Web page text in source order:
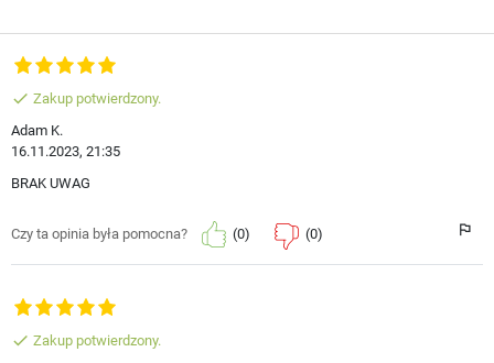
done Zakup potwierdzony.
Adam K.
16.11.2023, 21:35
BRAK UWAG
Czy ta opinia była pomocna? (0) (0)
done Zakup potwierdzony.